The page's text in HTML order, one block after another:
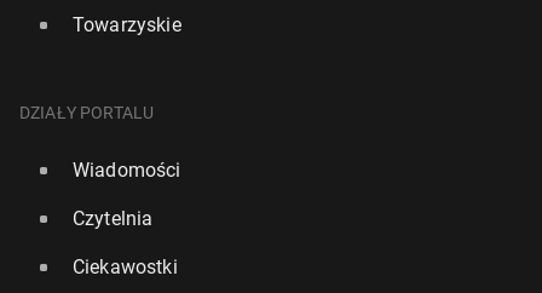
Towarzyskie
DZIAŁY PORTALU
Wiadomości
Czytelnia
Ciekawostki